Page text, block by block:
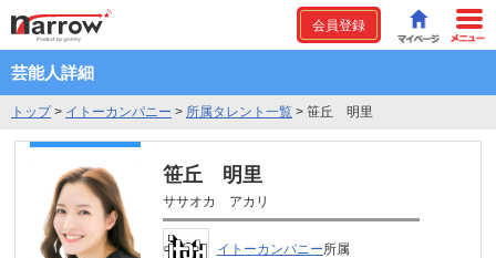
会員登録
芸能人詳細
トップ> イトーカンパニー > 所属タレント一覧 > 笹丘 明里
笹丘 明里
ササオカ アカリ
イトーカンパニー所属